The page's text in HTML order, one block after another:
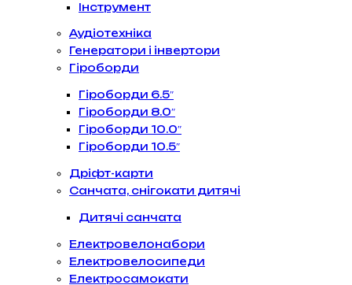
Інструмент
Аудіотехніка
Генератори і інвертори
Гіроборди
Гіроборди 6.5″
Гіроборди 8.0″
Гіроборди 10.0″
Гіроборди 10.5″
Дріфт-карти
Санчата, снігокати дитячі
Дитячі санчата
Електровелонабори
Електровелосипеди
Електросамокати